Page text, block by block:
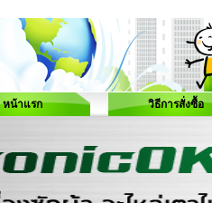
หน้าแรก วิธีการสั่งซื้อ